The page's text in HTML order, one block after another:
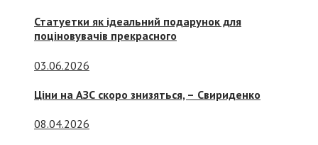
Статуетки як ідеальний подарунок для
поціновувачів прекрасного
03.06.2026
Ціни на АЗС скоро знизяться, – Свириденко
08.04.2026